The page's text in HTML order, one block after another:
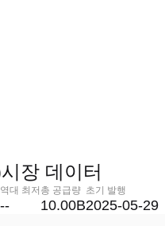
장 데이터
역대 최저
--
총 공급량
10.00B
초기 발행
2025-05-29